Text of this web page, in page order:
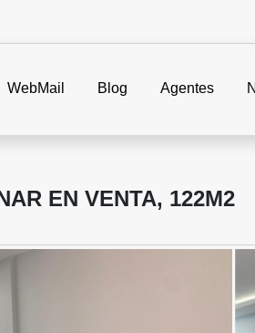
WebMail Blog Agentes
EN VENTA, 122M2